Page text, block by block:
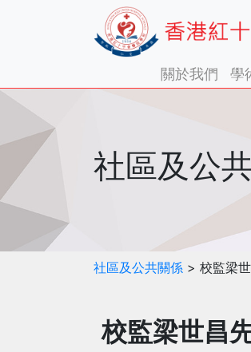
關於我們 學
社區及公
社區及公共關係 > 校監梁
校監梁世昌